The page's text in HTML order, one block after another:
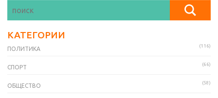
КАТЕГОРИИ
ПОЛИТИКА (116)
СПОРТ (66)
ОБЩЕСТВО (58)